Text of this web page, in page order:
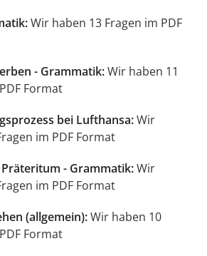
Wir haben 13 Fragen im PDF
- Grammatik:Wir haben 11
Format
bei Lufthansa:Wir
im PDF Format
- Grammatik:Wir
im PDF Format
(allgemein):Wir haben 10
Format